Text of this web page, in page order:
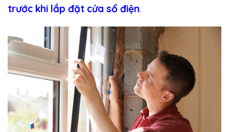
trước khi lắp đặt cửa sổ điện.